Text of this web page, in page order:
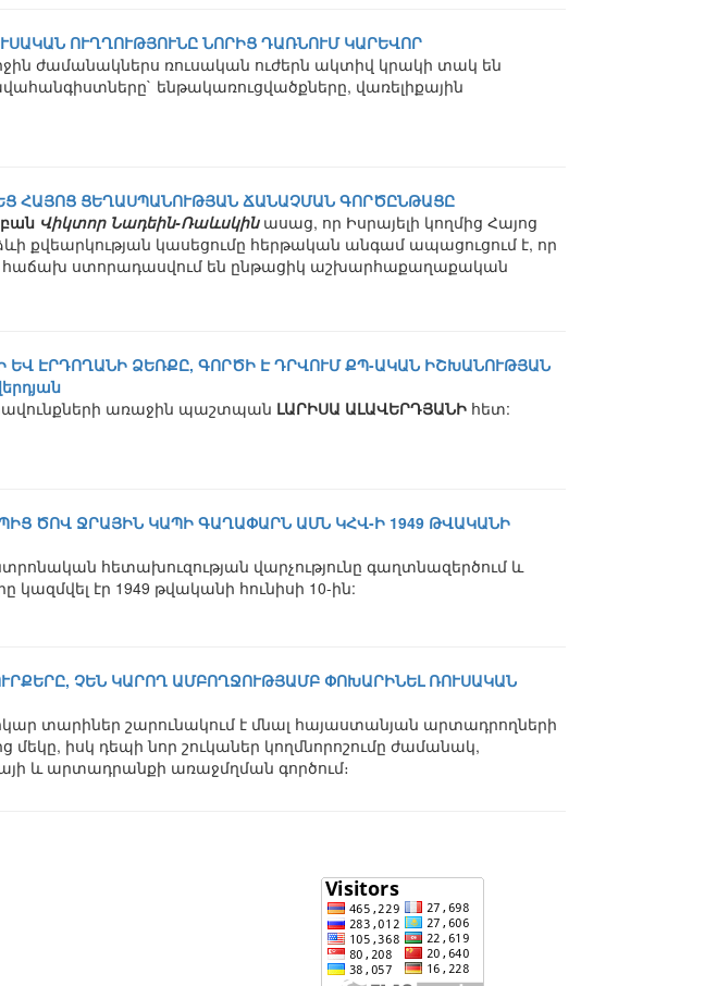
ՈՒՂՂՈՒԹՅՈՒՆԸ ՆՈՐԻՑ ԴԱՌՆՈՒՄ ԿԱՐԵՎՈՐ
ժամանակներս ռուսական ուժերն ակտիվ կրակի տակ են
ենթակառուցվածքները, վառելիքային
ՀԱՅՈՑ ՑԵՂԱՍՊԱՆՈՒԹՅԱՆ ՃԱՆԱՉՄԱՆ ԳՈՐԾԸՆԹԱՑԸ
Վիկտոր Նադեին-Ռաևսկինասաց, որ Իսրայելի կողմից Հայոց
քվեարկության կասեցումը հերթական անգամ ապացուցում է, որ
ստորադասվում են ընթացիկ աշխարհաքաղաքական
ԵՎ ԷՐԴՈՂԱՆԻ ՁԵՌՔԸ, ԳՈՐԾԻ Է ԴՐՎՈՒՄ ՔՊ-ԱԿԱՆ ԻՇԽԱՆՈՒԹՅԱՆ
առաջին պաշտպան ԼԱՐԻՍԱ ԱԼԱՎԵՐԴՅԱՆԻ հետ:
ԾՈՎ ՋՐԱՅԻՆ ԿԱՊԻ ԳԱՂԱՓԱՐՆ ԱՄՆ ԿՀՎ-Ի 1949 ԹՎԱԿԱՆԻ
հետախուզության վարչությունը գաղտնազերծում և
էր 1949 թվականի հունիսի 10-ին:
ՉԵՆ ԿԱՐՈՂ ԱՄԲՈՂՋՈՒԹՅԱՄԲ ՓՈԽԱՐԻՆԵԼ ՌՈՒՍԱԿԱՆ
տարիներ շարունակում է մնալ հայաստանյան արտադրողների
մեկը, իսկ դեպի նոր շուկաներ կողմնորոշումը ժամանակ,
և արտադրանքի առաջմղման գործում։